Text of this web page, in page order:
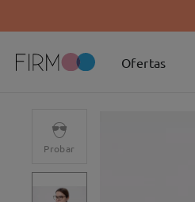
Ofertas
Probar